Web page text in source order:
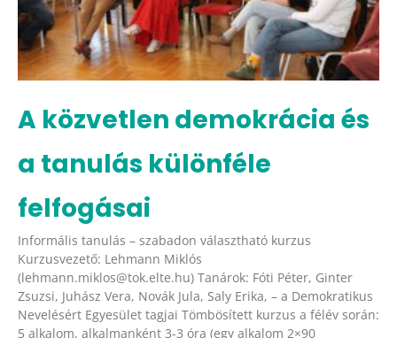
A közvetlen demokrácia és
a tanulás különféle
felfogásai
Informális tanulás – szabadon választható kurzus
Kurzusvezető: Lehmann Miklós
(lehmann.miklos@tok.elte.hu) Tanárok: Fóti Péter, Ginter
Zsuzsi, Juhász Vera, Novák Jula, Saly Erika, – a Demokratikus
Nevelésért Egyesület tagjai Tömbösített kurzus a félév során:
5 alkalom, alkalmanként 3-3 óra (egy alkalom 2×90